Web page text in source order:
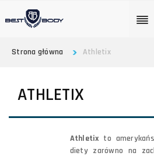
Strona główna
Athletix
ATHLETIX
Athletix to
diety zarówno na